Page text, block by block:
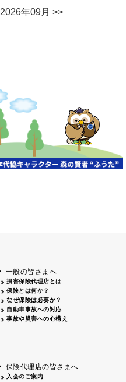
2026年09月 >>
一般の皆さまへ
損害保険代理店とは
保険とは何か？
なぜ保険は必要か？
自動車事故への対応
事故や災害への心構え
保険代理店の皆さまへ
入会のご案内